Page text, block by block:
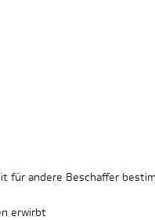
für andere Beschaffer
erwirbt